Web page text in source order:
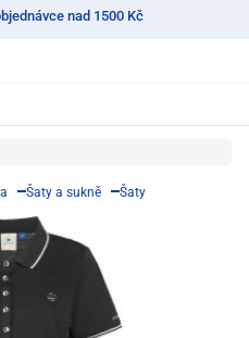
nad 1500 Kč
Šaty a sukně Šaty